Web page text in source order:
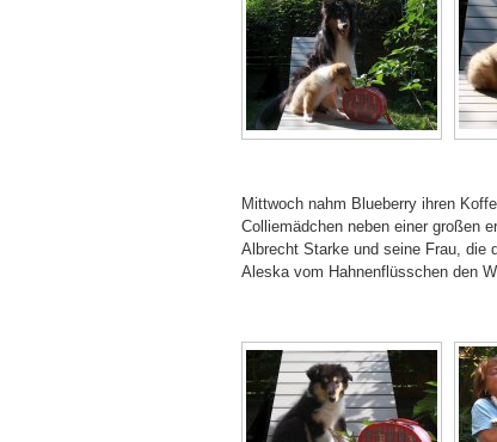
Mittwoch nahm Blueberry ihren
Colliemädchen neben einer großen
Albrecht Starke und seine Frau, die
Aleska vom Hahnenflüsschen den